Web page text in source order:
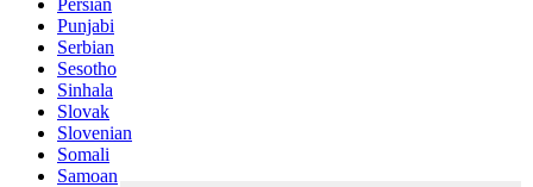
Persian
Punjabi
Serbian
Sesotho
Sinhala
Slovak
Slovenian
Somali
Samoan